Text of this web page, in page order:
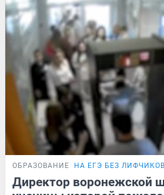
ОБРАЗОВАНИЕ НА ЕГЭ БЕЗ ЛИФЧИКОВ
Директор воронежской